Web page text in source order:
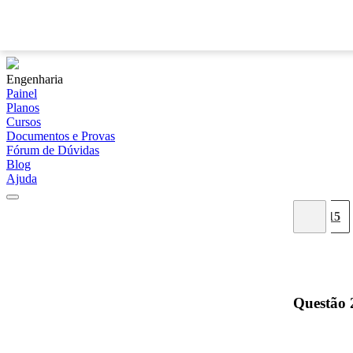
Engenharia
Painel
Planos
Cursos
Documentos e Provas
Fórum de Dúvidas
Blog
Ajuda
15
Questão